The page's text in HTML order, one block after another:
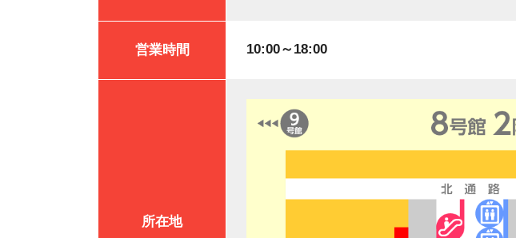
営業時間 10:00～18:00
所在地